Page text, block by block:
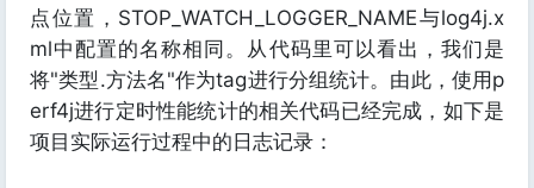
点位置，STOP_WATCH_LOGGER_NAME与log4j.x
ml中配置的名称相同。从代码里可以看出，我们是
将"类型.方法名"作为tag进行分组统计。由此，使用p
erf4j进行定时性能统计的相关代码已经完成，如下是
项目实际运行过程中的日志记录：